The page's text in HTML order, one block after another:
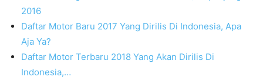
2016
Daftar Motor Baru 2017 Yang Dirilis Di Indonesia, Apa
Aja Ya?
Daftar Motor Terbaru 2018 Yang Akan Dirilis Di
Indonesia,…